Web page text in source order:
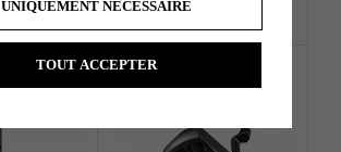
UNIQUEMENT NÉCESSAIRE
TOUT ACCEPTER